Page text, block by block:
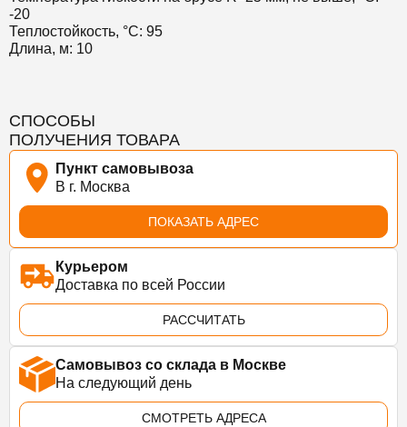
-20
Теплостойкость, °C: 95
Длина, м: 10
СПОСОБЫ
ПОЛУЧЕНИЯ ТОВАРА
Пункт самовывоза
В г. Москва
ПОКАЗАТЬ АДРЕС
Курьером
Доставка по всей России
РАССЧИТАТЬ
Самовывоз со склада в Москве
На следующий день
СМОТРЕТЬ АДРЕСА